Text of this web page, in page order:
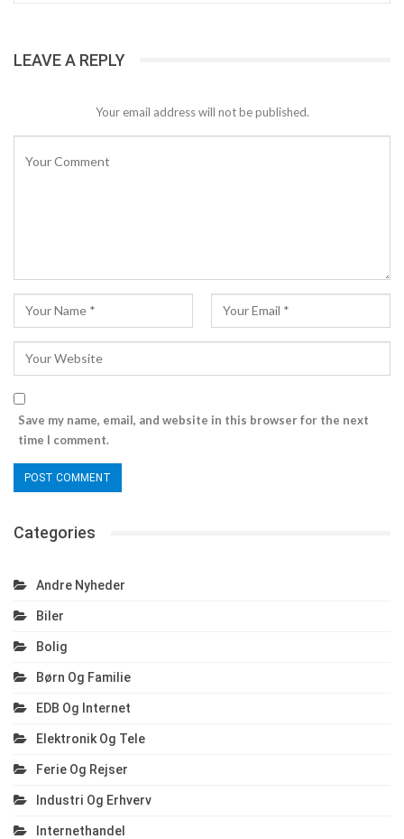
LEAVE A REPLY
Your email address will not be published.
Save my name, email, and website in this browser for the next
time I comment.
Categories
Andre Nyheder
Biler
Bolig
Børn Og Familie
EDB Og Internet
Elektronik Og Tele
Ferie Og Rejser
Industri Og Erhverv
Internethandel